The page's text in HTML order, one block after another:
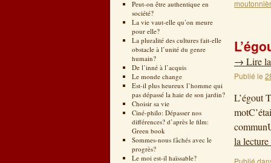
Peut-on être authentique en
société?
La vie vaut-elle qu’on meure
pour elle?
La pluralité des cultures fait-elle
obstacle à l’unité du genre
humain?
De l’inné à l’acquis
Le monde change
Est-il plus heureux l’homme qui
pas dépassé la haie de son jardin?
Choisir sa vie
Ciné-philo: Dépasser nos
différences? d’après le film:
Green book
Sommes-nous fâchés avec le
progrès?
Le moi est-il haïssable?
→ Lire
Publié le
L’égout
la lecture
Publié